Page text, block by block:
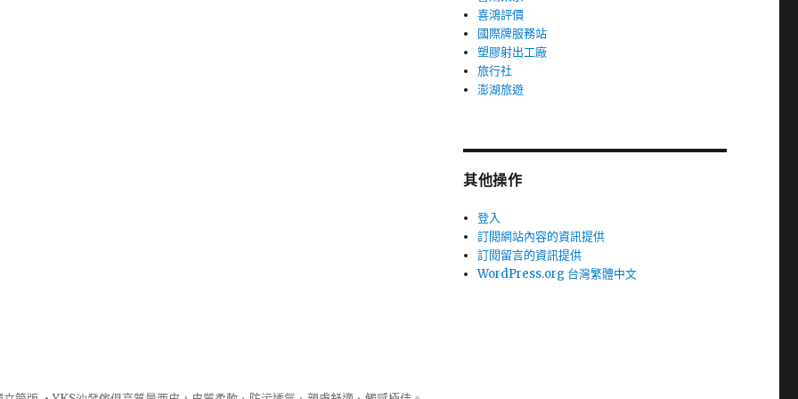
喜鴻評價
國際牌服務站
塑膠射出工廠
旅行社
澎湖旅遊
其他操作
登入
訂閱網站內容的資訊提供
訂閱留言的資訊提供
WordPress.org 台灣繁體中文